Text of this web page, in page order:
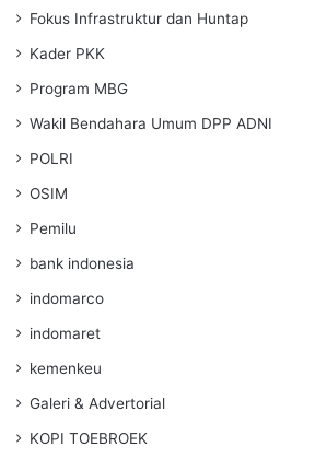
Fokus Infrastruktur dan Huntap
Kader PKK
Program MBG
Wakil Bendahara Umum DPP ADNI
POLRI
OSIM
Pemilu
bank indonesia
indomarco
indomaret
kemenkeu
Galeri & Advertorial
KOPI TOEBROEK